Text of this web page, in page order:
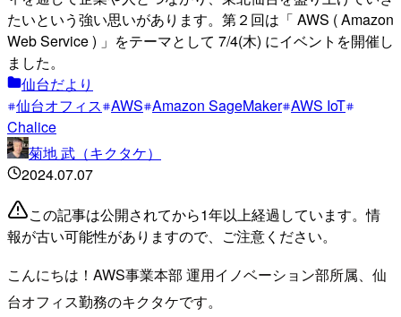
たいという強い思いがあります。第２回は「 AWS ( Amazon
Web Service ) 」をテーマとして 7/4(木) にイベントを開催し
ました。
仙台だより
仙台オフィス AWS Amazon SageMaker AWS IoT
Chalice
菊地 武（キクタケ）
2024.07.07
この記事は公開されてから1年以上経過しています。情
報が古い可能性がありますので、ご注意ください。
こんにちは！AWS事業本部 運用イノベーション部所属、仙
台オフィス勤務のキクタケです。